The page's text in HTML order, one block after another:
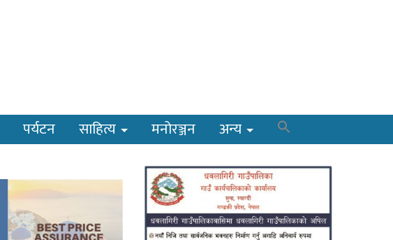
पर्यटन साहित्य मनोरञ्जन अन्य